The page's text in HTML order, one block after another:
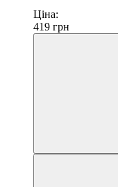
Ціна:
419 грн